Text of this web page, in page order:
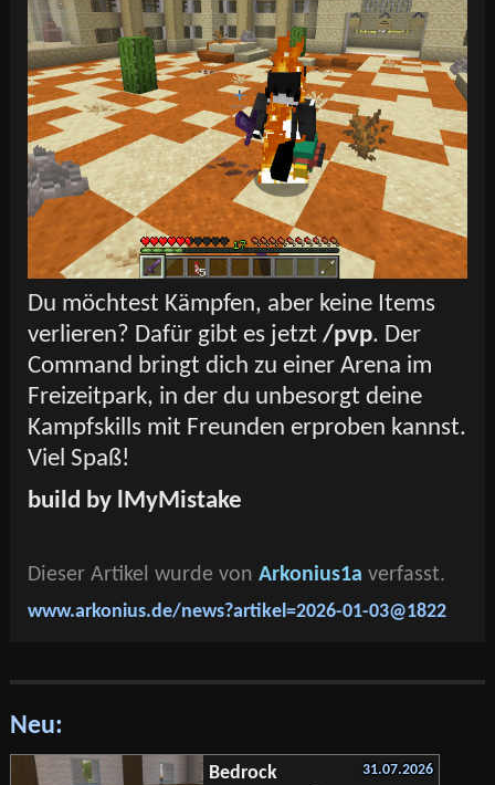
Du möchtest Kämpfen, aber keine Items
verlieren? Dafür gibt es jetzt /pvp. Der
Command bringt dich zu einer Arena im
Freizeitpark, in der du unbesorgt deine
Kampfskills mit Freunden erproben kannst.
Viel Spaß!
build by lMyMistake
Dieser Artikel wurde von Arkonius1a verfasst.
www.arkonius.de/news?artikel=2026-01-03@1822
Neu:
Bedrock
31.07.2026